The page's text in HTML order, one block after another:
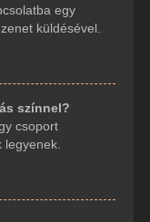
egy
küldésével.
színnel?
csoport